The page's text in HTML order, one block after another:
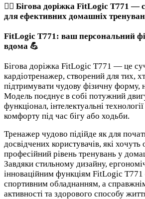
🏃‍♂️ Бігова доріжка FitLogic T771 —
для ефективних домашніх
FitLogic T771: ваш персональний
вдома 💪
Бігова доріжка FitLogic T771 — це
кардіотренажер, створений для тих,
підтримувати чудову фізичну форму,
Модель поєднує в собі потужний
функціонал, інтелектуальні
комфорту під час бігу або ходьби.
Тренажер чудово підійде як для
досвідчених користувачів, які хочуть
професійний рівень тренувань у
Завдяки стильному дизайну,
інноваційним функціям FitLogic T771
спортивним обладнанням, а
активності та здорового способу